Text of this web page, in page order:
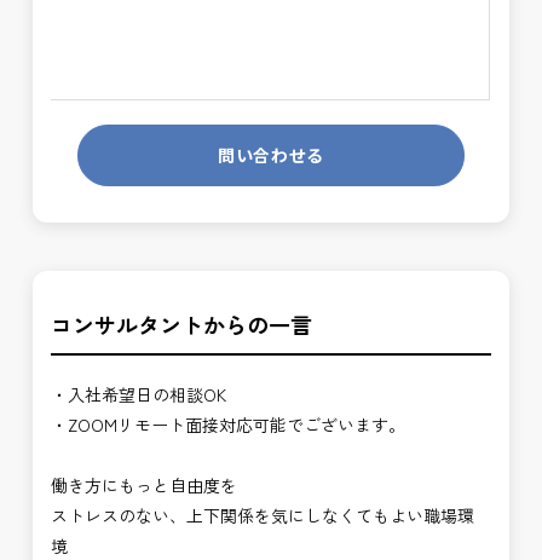
問い合わせる
コンサルタントからの一言
・入社希望日の相談OK
・ZOOMリモート面接対応可能でございます。
働き方にもっと自由度を
ストレスのない、上下関係を気にしなくてもよい職場環
境